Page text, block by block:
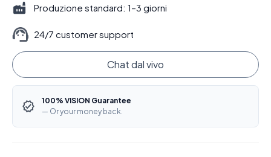
Produzione standard: 1–3 giorni
24/7 customer support
Chat dal vivo
100% VISION Guarantee
— Or your money back.